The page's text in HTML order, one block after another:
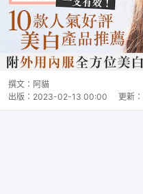
撰文： 阿貓
出版： 2023-02-13 00:00 更新：